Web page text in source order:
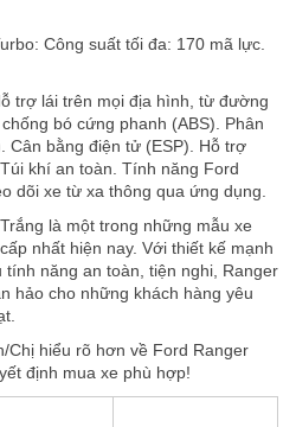
Công suất tối đa: 170 mã lực.
trợ lái trên mọi địa hình, từ đường
bó cứng phanh (ABS). Phân
Cân bằng điện tử (ESP). Hỗ trợ
khí an toàn. Tính năng Ford
dõi xe từ xa thông qua ứng dụng.
là một trong những mẫu xe
nhất hiện nay. Với thiết kế mạnh
năng an toàn, tiện nghi, Ranger
hảo cho những khách hàng yêu
Chị hiểu rõ hơn về Ford Ranger
định mua xe phù hợp!